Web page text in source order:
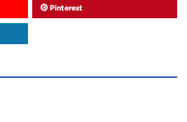
Pinterest